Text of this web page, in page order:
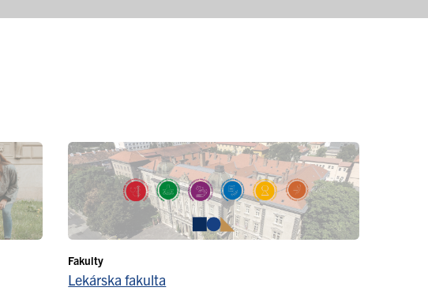
Fakulty
Lekárska fakulta